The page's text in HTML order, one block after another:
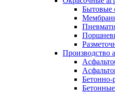
Бытовые
Производство
Бетонно-